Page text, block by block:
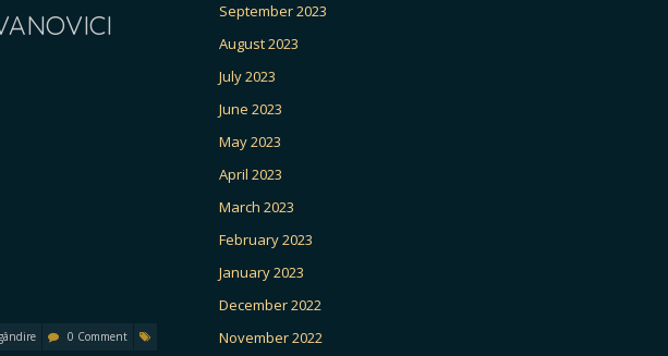
0 Comment
September 2023
August 2023
July 2023
June 2023
May 2023
April 2023
March 2023
February 2023
January 2023
December 2022
November 2022